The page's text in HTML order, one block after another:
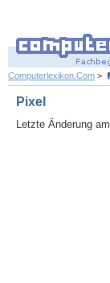
Computerlexikon.Com >
Pixel
Letzte Änderung am